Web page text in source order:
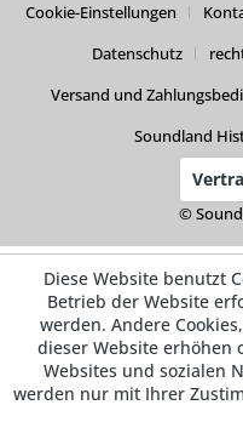
Cookie-Einstellungen
Datenschutz
Versand und
Soundland
©
Diese Website benutzt
Betrieb der Website
werden. Andere
dieser Website erhöhen
Websites und sozialen
werden nur mit Ihrer